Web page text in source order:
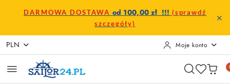
Przejdź do treści głównej
Przejdź do wyszukiwarki
Przejdź do moje konto
Przejdź do menu głównego
Przejdź do opisu produktu
Przejdź do stopki
DARMOWA DOSTAWA od 100,00 zł !!! (sprawdź
szczegóły)
PLN Moje konto